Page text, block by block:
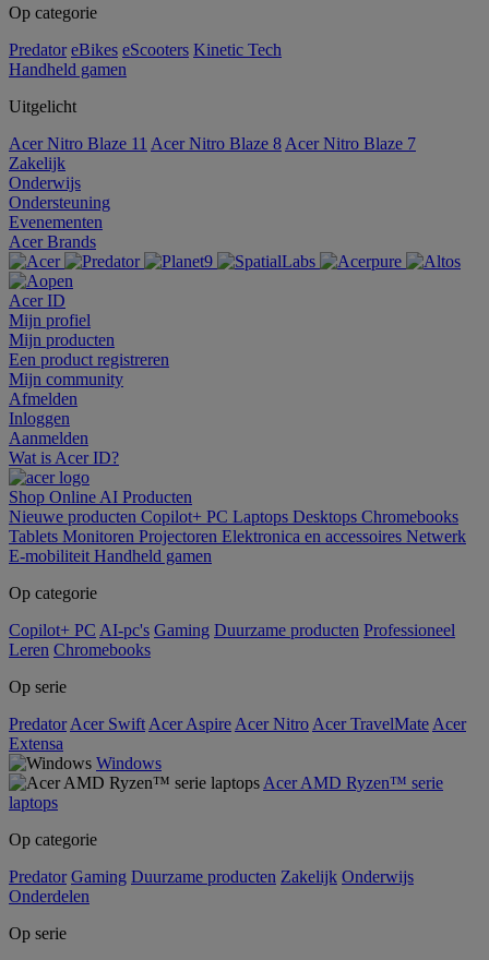
Op categorie
Predator eBikes eScooters Kinetic Tech
Handheld gamen
Uitgelicht
Acer Nitro Blaze 11 Acer Nitro Blaze 8 Acer Nitro Blaze 7
Zakelijk
Onderwijs
Ondersteuning
Evenementen
Acer Brands
Acer ID
Mijn profiel
Mijn producten
Een product registreren
Mijn community
Afmelden
Inloggen
Aanmelden
Wat is Acer ID?
Shop Online AI Producten
Nieuwe producten Copilot+ PC Laptops Desktops Chromebooks
Tablets Monitoren Projectoren Elektronica en accessoires Netwerk
E-mobiliteit Handheld gamen
Op categorie
Copilot+ PC AI-pc's Gaming Duurzame producten Professioneel
Leren Chromebooks
Op serie
Predator Acer Swift Acer Aspire Acer Nitro Acer TravelMate Acer
Extensa
Windows
Acer AMD Ryzen™ serie
laptops
Op categorie
Predator Gaming Duurzame producten Zakelijk Onderwijs
Onderdelen
Op serie